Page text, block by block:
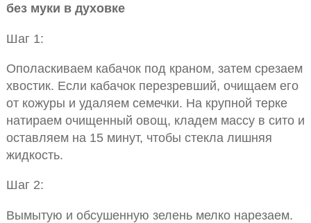
без муки в духовке
Шаг 1:
Ополаскиваем кабачок под краном, затем срезаем
хвостик. Если кабачок перезревший, очищаем его
от кожуры и удаляем семечки. На крупной терке
натираем очищенный овощ, кладем массу в сито и
оставляем на 15 минут, чтобы стекла лишняя
жидкость.
Шаг 2:
Вымытую и обсушенную зелень мелко нарезаем.